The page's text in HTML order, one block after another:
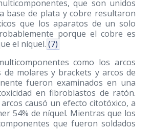
que son unidos
base de plata y cobre resultaron
que los aparatos de un solo
porque el cobre es
el níquel. (7)
como los arcos
de molares y brackets y arcos de
fueron examinados en una
en fibroblastos de ratón.
causó un efecto citotóxico, a
54% de níquel. Mientras que los
que fueron soldados